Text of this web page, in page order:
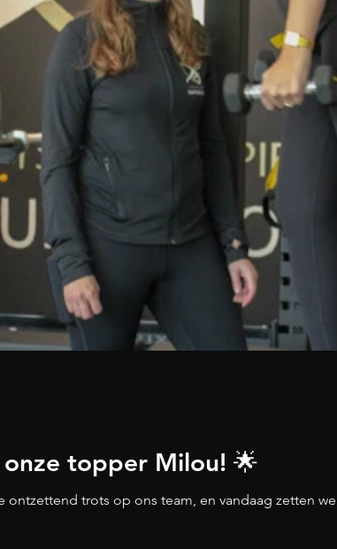
topper Milou! 🌟
ontzettend trots op ons team, en vandaag zetten